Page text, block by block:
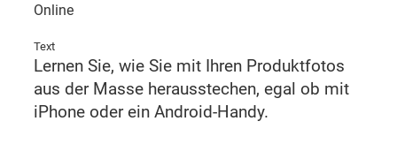
Online
Text
Lernen Sie, wie Sie mit Ihren Produktfotos
aus der Masse herausstechen, egal ob mit
iPhone oder ein Android-Handy.